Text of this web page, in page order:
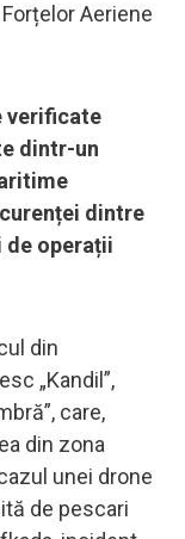
Aeriene
verificate
dintr-un
dintre
de operații
din
„Kandil”,
care,
din zona
unei drone
de pescari